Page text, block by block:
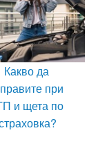
Какво да
при
и щета по